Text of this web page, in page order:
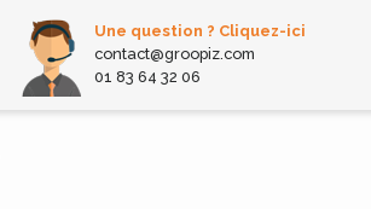
Une question ? Cliquez-ici
contact@groopiz.com
01 83 64 32 06